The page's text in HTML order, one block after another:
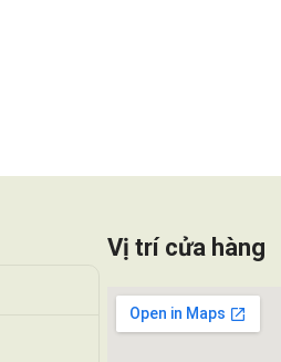
Vị trí cửa hàng